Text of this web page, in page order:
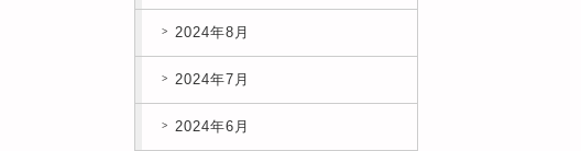
2024年8月
2024年7月
2024年6月